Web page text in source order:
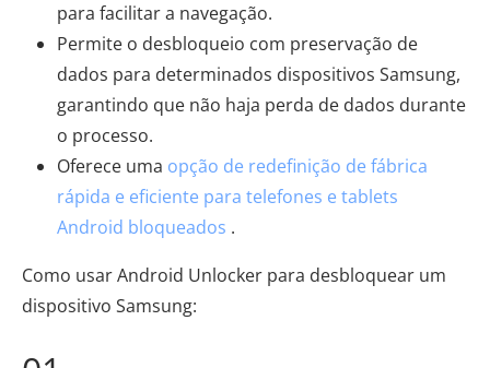
para facilitar a navegação.
Permite o desbloqueio com preservação de
dados para determinados dispositivos Samsung,
garantindo que não haja perda de dados durante
o processo.
Oferece uma opção de redefinição de fábrica
rápida e eficiente para telefones e tablets
Android bloqueados .
Como usar Android Unlocker para desbloquear um
dispositivo Samsung: